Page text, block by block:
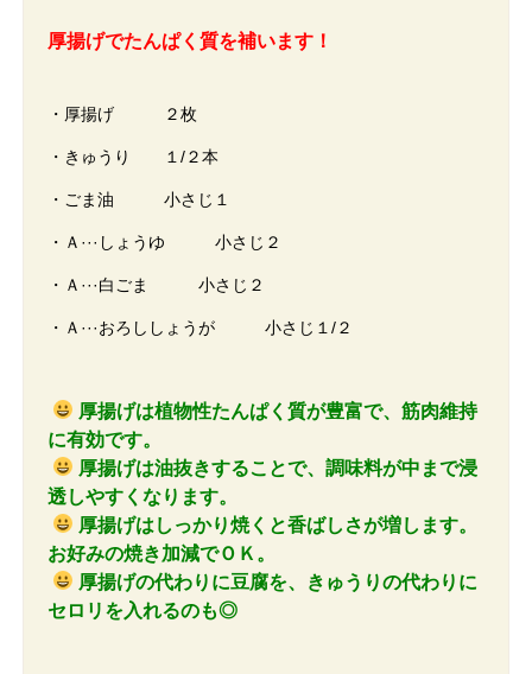
厚揚げでたんぱく質を補います！
・厚揚げ ２枚
・きゅうり １/２本
・ごま油 小さじ１
・Ａ···しょうゆ 小さじ２
・Ａ···白ごま 小さじ２
・Ａ···おろししょうが 小さじ１/２
厚揚げは植物性たんぱく質が豊富で、筋肉維持
に有効です。
厚揚げは油抜きすることで、調味料が中まで浸
透しやすくなります。
厚揚げはしっかり焼くと香ばしさが増します。
お好みの焼き加減でＯＫ。
厚揚げの代わりに豆腐を、
きゅうりの代わりに
セロリを入れるのも◎